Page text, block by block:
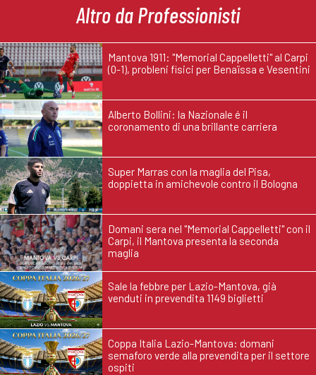
Altro da Professionisti
Mantova 1911: "Memorial Cappelletti" al Carpi
(0-1), probleni fisici per Benaïssa e Vesentini
Alberto Bollini: la Nazionale é il
coronamento di una brillante carriera
Super Marras con la maglia del Pisa,
doppietta in amichevole contro il Bologna
Domani sera nel "Memorial Cappelletti" con il
Carpi, il Mantova presenta la seconda
maglia
Sale la febbre per Lazio-Mantova, già
venduti in prevendita 1149 biglietti
Coppa Italia Lazio-Mantova: domani
semaforo verde alla prevendita per il settore
ospiti